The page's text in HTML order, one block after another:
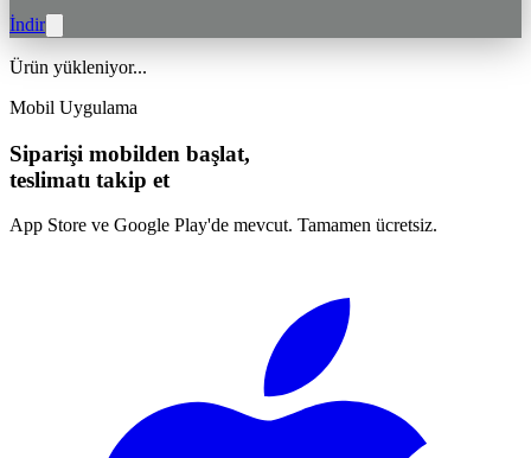
İndir
Ürün yükleniyor...
Mobil Uygulama
Siparişi mobilden başlat,
teslimatı takip et
App Store ve Google Play'de mevcut. Tamamen ücretsiz.